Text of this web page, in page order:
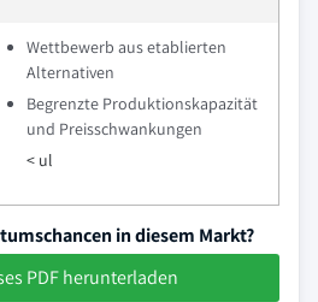
Wettbewerb aus etablierten
Alternativen
Begrenzte Produktionskapazität
und Preisschwankungen
< ul
in diesem Markt?
PDF herunterladen